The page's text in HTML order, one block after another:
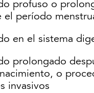
profuso o
el período
en el sistema
prolongado
o
invasivos